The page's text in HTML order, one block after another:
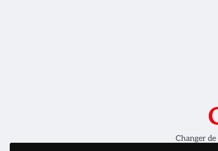
Changer